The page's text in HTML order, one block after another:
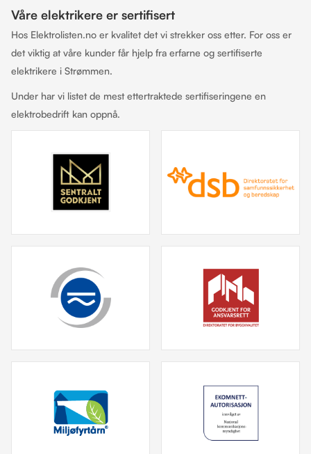
Våre elektrikere er sertifisert
Hos Elektrolisten.no er kvalitet det vi strekker oss etter. For oss er
det viktig at våre kunder får hjelp fra erfarne og sertifiserte
elektrikere i Strømmen.
Under har vi listet de mest ettertraktede sertifiseringene en
elektrobedrift kan oppnå.